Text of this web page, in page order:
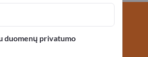
duomenų privatumo